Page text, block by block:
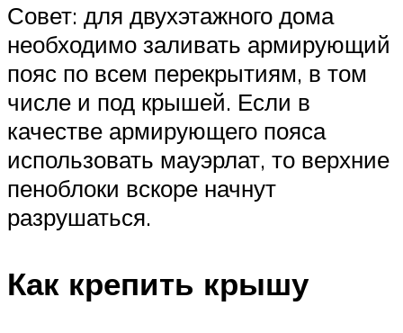
Совет: для двухэтажного дома
необходимо заливать армирующий
пояс по всем перекрытиям, в том
числе и под крышей. Если в
качестве армирующего пояса
использовать мауэрлат, то верхние
пеноблоки вскоре начнут
разрушаться.
Как крепить крышу